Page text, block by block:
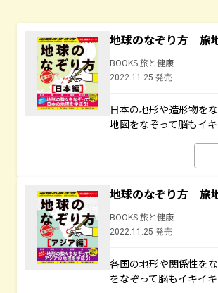
地球のなぞり方 旅
BOOKS 旅と健康
2022.11.25 発売
日本の地形や造形物を
地図をなぞって脳もイキ
地球のなぞり方 旅
BOOKS 旅と健康
2022.11.25 発売
各国の地形や関係性を
をなぞって脳もイキイキ